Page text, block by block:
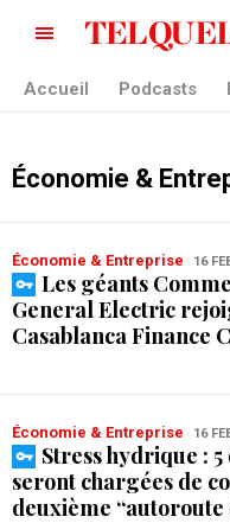
Accueil Podcasts
Économie &
Économie & Entreprise 16
Les géants
General Electric
Casablanca Finance
Économie & Entreprise 16
Stress hydrique :
seront chargées de
deuxième “autoroute